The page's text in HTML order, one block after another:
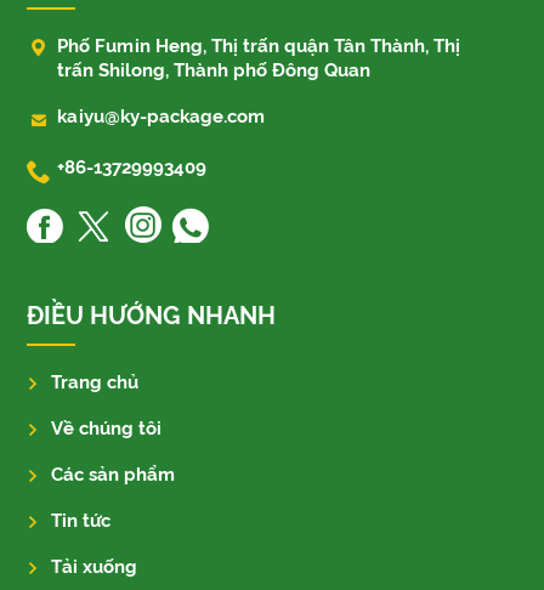

Phố Fumin Heng, Thị trấn quận Tân Thành, Thị
trấn Shilong, Thành phố Đông Quan
 kaiyu@ky-package.com
 +86-13729993409
ĐIỀU HƯỚNG NHANH
Trang chủ
Về chúng tôi
Các sản phẩm
Tin tức
Tải xuống